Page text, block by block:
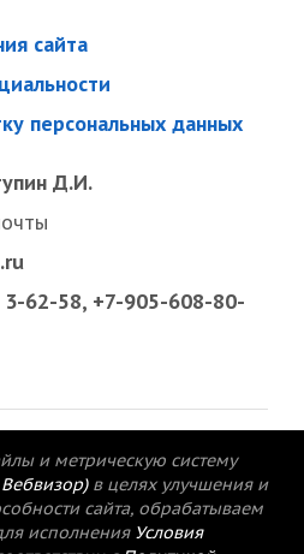
сайта
персональных данных
Д.И.
62-58, +7-905-608-80-
и метрическую систему
в целях улучшения и
сайта, обрабатываем
исполнения Условия